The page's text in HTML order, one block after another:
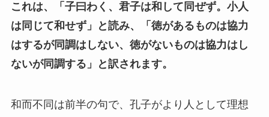
これは、「子曰わく、君子は和して同ぜず。小人
は同じて和せず」と読み、「徳があるものは協力
はするが同調はしない、徳がないものは協力はし
ないが同調する」と訳されます。
和而不同は前半の句で、孔子がより人として理想